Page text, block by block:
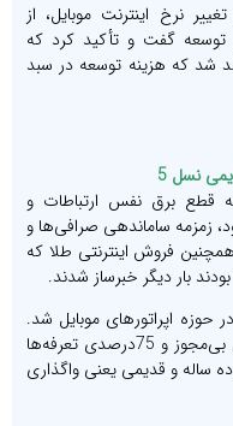
نرخ اینترنت موبایل، از
توسعه گفت و تأکید کرد که
شد که هزینه توسعه در سبد
نسل 5
قطع برق نفس ارتباطات و
زمزمه ساماندهی صرافی‌ها و
همچنین فروش اینترنتی طلا که
حوزه اپراتورهای موبایل شد.
نخست نامه تهدیدآمیز اپراتورها به افزایش بی‌مجوز و 75درصدی تعرفه‌ها
ساله و قدیمی یعنی واگذاری